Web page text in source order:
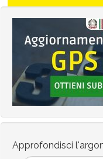
Approfondisci